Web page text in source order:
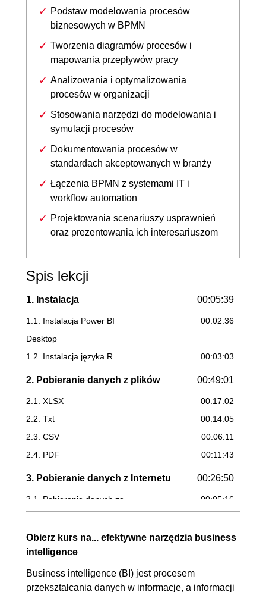
Podstaw modelowania procesów
biznesowych w BPMN
Tworzenia diagramów procesów i
mapowania przepływów pracy
Analizowania i optymalizowania
procesów w organizacji
Stosowania narzędzi do modelowania i
symulacji procesów
Dokumentowania procesów w
standardach akceptowanych w branży
Łączenia BPMN z systemami IT i
workflow automation
Projektowania scenariuszy usprawnień
oraz prezentowania ich interesariuszom
Spis lekcji
1. Instalacja 00:05:39
1.1. Instalacja Power BI
Desktop
00:02:36
1.2. Instalacja języka R 00:03:03
2. Pobieranie danych z plików 00:49:01
2.1. XLSX
00:17:02
2.2. Txt
00:14:05
2.3. CSV
00:06:11
2.4. PDF
00:11:43
3. Pobieranie danych z Internetu 00:26:50
3.1. Pobieranie danych za
00:05:16
3.2. Pobieranie danych ze
strony WWW
00:09:34
3.3. Pobieranie danych ze
stron WWW - funkcja języka M
Obierz kurs na... efektywne narzędzia business
intelligence
Business intelligence (BI) jest procesem
przekształcania danych w informacje, a informacji